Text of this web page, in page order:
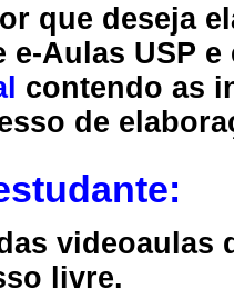
que deseja
Aulas USP
contendo as
de
videoaulas
livre.